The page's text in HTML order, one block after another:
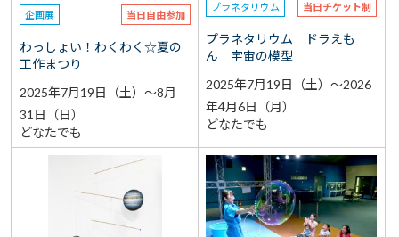
再検索をする
企画展 当日自由参加
わっしょい！わくわく☆夏の
工作まつり
2025年7月19日（土）～8月
31日（日）
どなたでも
プラネタリウム 当日チケット制
プラネタリウム ドラえも
ん 宇宙の模型
2025年7月19日（土）～2026
年4月6日（月）
どなたでも